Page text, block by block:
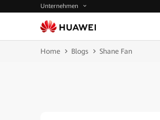
Unternehmen
Home Blogs Shane Fan